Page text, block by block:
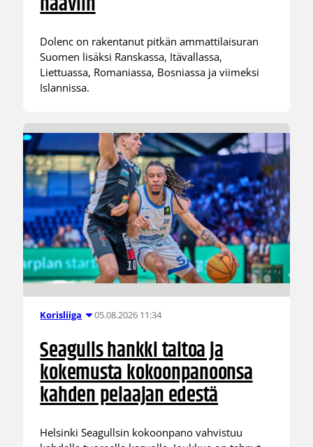
Dolenc on rakentanut pitkän ammattilaisuran
Suomen lisäksi Ranskassa, Itävallassa,
Liettuassa, Romaniassa, Bosniassa ja viimeksi
Islannissa.
Korisliiga 05.08.2026 11:34
Seagulls hankki taitoa ja
kokemusta kokoonpanoonsa
kahden pelaajan edestä
Helsinki Seagullsin kokoonpano vahvistuu